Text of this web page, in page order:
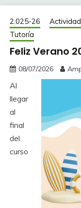
2.025-26
Tutoría
Feliz Verano
08/07/2026
Al
llegar
al
final
del
curso